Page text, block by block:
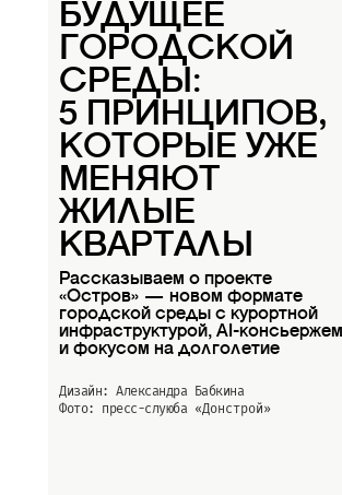
БУДУЩЕЕ
ГОРОДСКОЙ
СРЕДЫ:
5 ПРИНЦИПОВ,
КОТОРЫЕ УЖЕ
МЕНЯЮТ
ЖИЛЫЕ
КВАРТАЛЫ
Рассказываем о проекте
«Остров» — новом формате
городской среды с курортной
инфраструктурой, AI-консьержем
и фокусом на долголетие
Дизайн: Александра Бабкина
Фото: пресс-слуюба «Донстрой»